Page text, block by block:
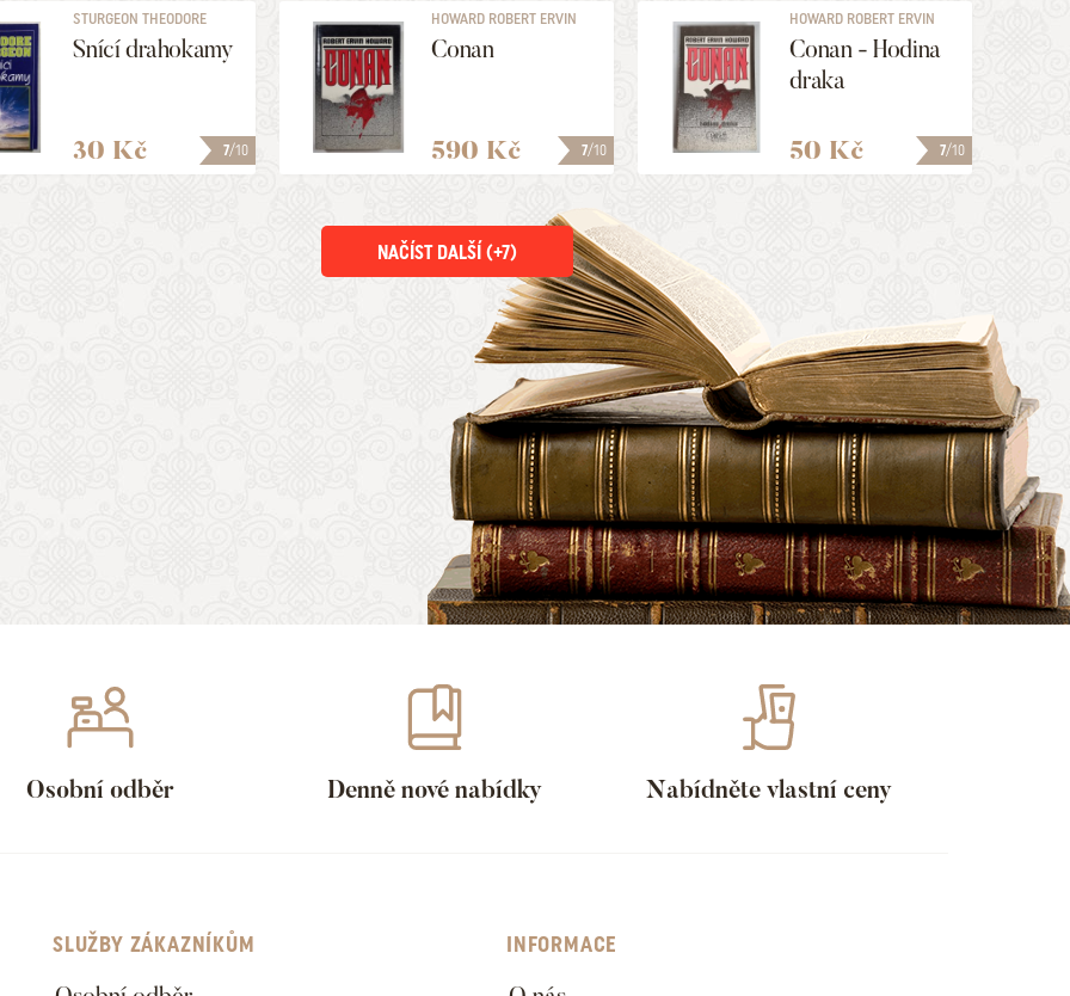
7/10
STURGEON THEODORE
Snící drahokamy
30 Kč 7/10
HOWARD ROBERT ERVIN
Conan
590 Kč 7/10
HOWARD ROBERT ERVIN
Conan - Hodina
draka
50 Kč
NAČÍST DALŠÍ (+7)
Osobní odběr Denně nové nabídky Nabídněte vlastní ceny
SLUŽBY ZÁKAZNÍKŮM INFORMACE